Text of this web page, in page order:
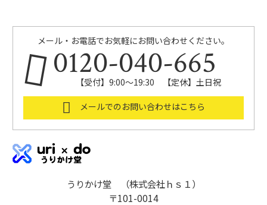
うりかけ堂 （株式会社ｈｓ１）
〒101-0014
メール・お電話でお気軽にお問い合わせください。
0120-040-665
【受付】9:00～19:30 【定休】土日祝
メールでのお問い合わせはこちら